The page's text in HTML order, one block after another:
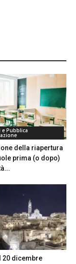
Pubblica
della riapertura
prima (o dopo)
20 dicembre